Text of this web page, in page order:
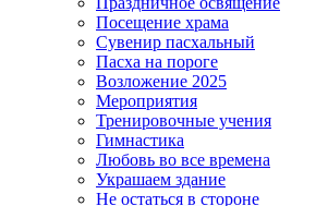
Посещение храма
Сувенир пасхальный
Пасха на пороге
Возложение 2025
Мероприятия
Тренировочные учения
Гимнастика
Любовь во все времена
Украшаем здание
Не остаться в стороне